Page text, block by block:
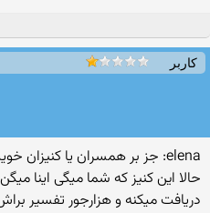
کاربر
elena: جز بر همسران يا کنيزان خويش
حالا این کنیز که شما میگی اینا
دریافت میکنه و هزارجور تفسیر